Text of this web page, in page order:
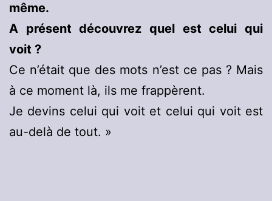
même.
A présent découvrez quel est celui qui
voit ?
Ce n’était que des mots n’est ce pas ? Mais
à ce moment là, ils me frappèrent.
Je devins celui qui voit et celui qui voit est
au-delà de tout. »